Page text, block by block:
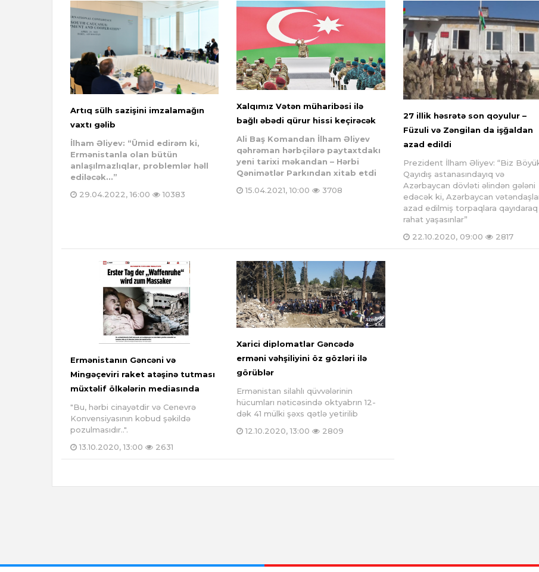
Artıq sülh sazişini imzalamağın
vaxtı gəlib
İlham Əliyev: “Ümid edirəm ki,
Ermənistanla olan bütün
anlaşılmazlıqlar, problemlər həll
ediləcək...”
29.04.2022, 16:00
10383
Xalqımız Vətən müharibəsi ilə
bağlı əbədi qürur hissi keçirəcək
Ali Baş Komandan İlham Əliyev
qəhrəman hərbçilərə paytaxtdakı
yeni tarixi məkandan – Hərbi
Qənimətlər Parkından xitab etdi
15.04.2021, 10:00
3708
27 illik həsrətə son qoyulur –
Füzuli və Zəngilan da işğaldan
azad edildi
Prezident İlham Əliyev: “Biz
Qayıdış astanasındayıq və
Azərbaycan dövləti əlindən gələni
edəcək ki, Azərbaycan
azad edilmiş torpaqlara qayıdaraq
rahat yaşasınlar”
22.10.2020, 09:00
2817
Ermənistanın Gəncəni və
Mingəçeviri raket atəşinə tutması
müxtəlif ölkələrin mediasında
"Bu, hərbi cinayətdir və Cenevrə
Konvensiyasının kobud şəkildə
pozulmasıdır..".
13.10.2020, 13:00
2631
Xarici diplomatlar Gəncədə
erməni vəhşiliyini öz gözləri ilə
görüblər
Ermənistan silahlı qüvvələrinin
hücumları nəticəsində oktyabrın 12-
dək 41 mülki şəxs qətlə yetirilib
12.10.2020, 13:00
2809